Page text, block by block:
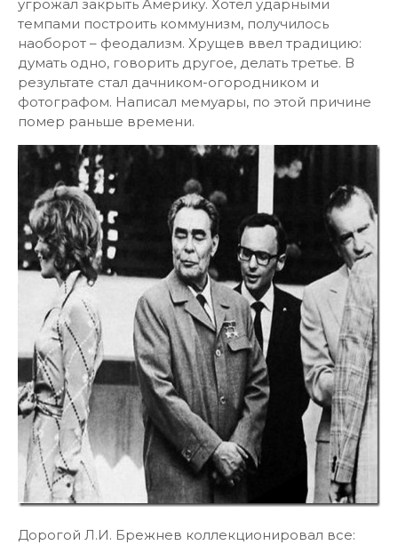
угрожал закрыть Америку. Хотел ударными
темпами построить коммунизм, получилось
наоборот – феодализм. Хрущев ввел традицию:
думать одно, говорить другое, делать третье. В
результате стал дачником-огородником и
фотографом. Написал мемуары, по этой причине
помер раньше времени.
Дорогой Л.И. Брежнев коллекционировал все: